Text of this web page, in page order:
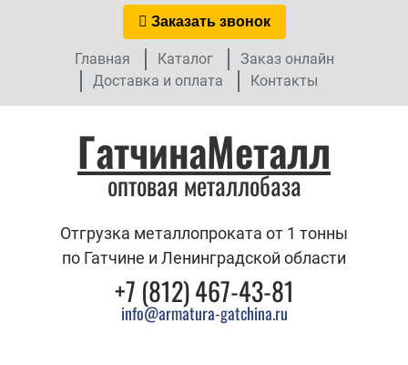
Заказать звонок
Главная Каталог
Заказ онлайн
Доставка и оплата
Контакты
ГатчинаМеталл
оптовая металлобаза
Отгрузка металлопроката от 1 тонны
по Гатчине и Ленинградской области
+7 (812) 467-43-81
info@armatura-gatchina.ru